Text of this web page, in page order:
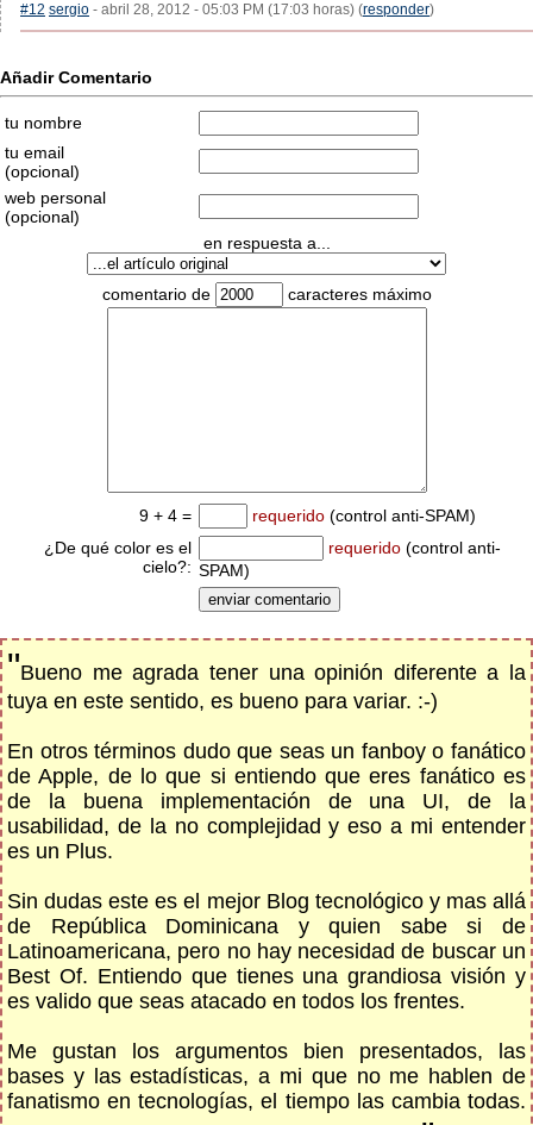
#12 sergio - abril 28, 2012 - 05:03 PM (17:03 horas) (responder)
Añadir Comentario
tu nombre
tu email
(opcional)
web personal
(opcional)
en respuesta a...
comentario de caracteres máximo
9 + 4 = requerido (control anti-SPAM)
¿De qué color es el
cielo?:
requerido (control anti-
SPAM)
"Bueno me agrada tener una opinión diferente a la
tuya en este sentido, es bueno para variar. :-)
En otros términos dudo que seas un fanboy o fanático
de Apple, de lo que si entiendo que eres fanático es
de la buena implementación de una UI, de la
usabilidad, de la no complejidad y eso a mi entender
es un Plus.
Sin dudas este es el mejor Blog tecnológico y mas allá
de República Dominicana y quien sabe si de
Latinoamericana, pero no hay necesidad de buscar un
Best Of. Entiendo que tienes una grandiosa visión y
es valido que seas atacado en todos los frentes.
Me gustan los argumentos bien presentados, las
bases y las estadísticas, a mi que no me hablen de
fanatismo en tecnologías, el tiempo las cambia todas.